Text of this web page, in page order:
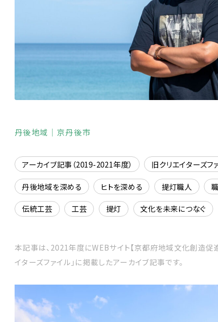
丹後地域 ｜京丹後市
アーカイブ記事（2019-2021年度） 旧クリエイターズフ
丹後地域を深める ヒトを深める 提灯職人
伝統工芸 工芸 提灯 文化を未来につなぐ
本記事は、2021年度にWEBサイト【京都府地域文化創造促
イターズファイル」に掲載したアーカイブ記事です。